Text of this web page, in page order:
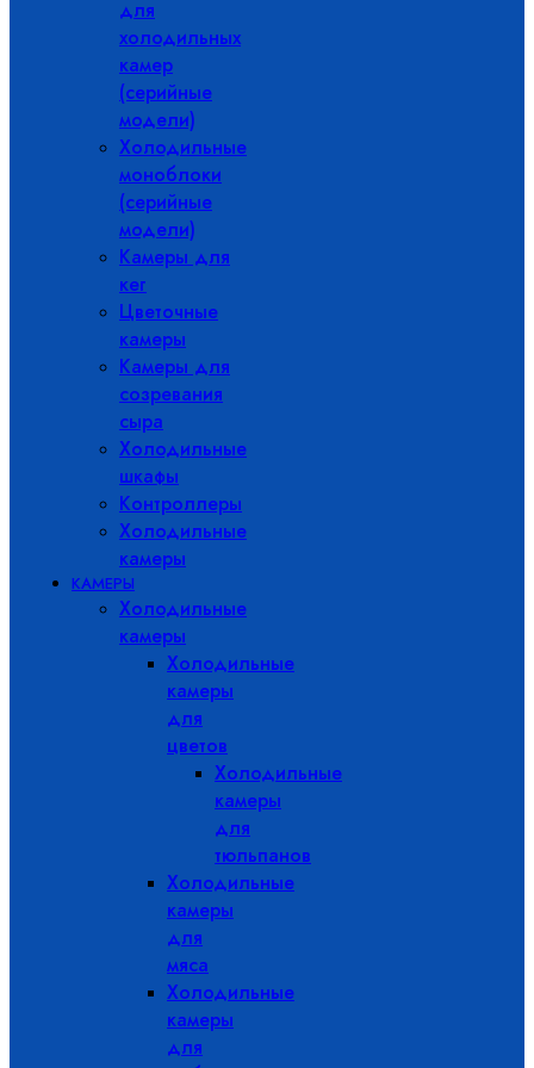
для
холодильных
камер
(серийные
модели)
Холодильные
моноблоки
(серийные
модели)
Камеры для
кег
Цветочные
камеры
Камеры для
созревания
сыра
Холодильные
шкафы
Контроллеры
Холодильные
камеры
КАМЕРЫ
Холодильные
камеры
Холодильные
камеры
для
цветов
Холодильные
камеры
для
тюльпанов
Холодильные
камеры
для
мяса
Холодильные
камеры
для